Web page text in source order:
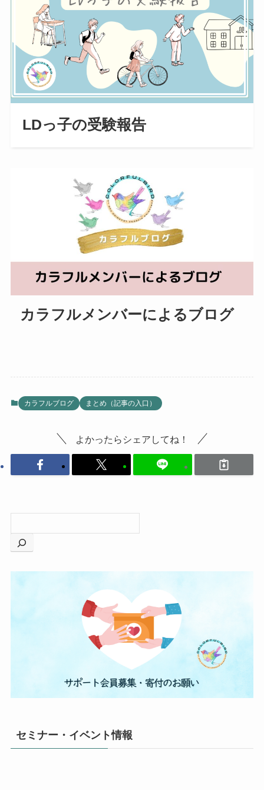
LDっ子の受験報告
カラフルメンバーによるブログ
カラフルブログ まとめ（記事の入口）
よかったらシェアしてね！
セミナー・イベント情報